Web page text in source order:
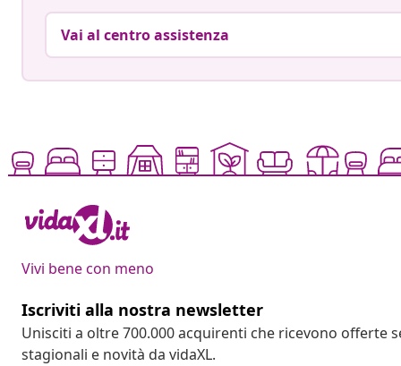
Vai al centro assistenza
Vivi bene con meno
Iscriviti alla nostra newsletter
Unisciti a oltre 700.000 acquirenti che ricevono offerte
stagionali e novità da vidaXL.